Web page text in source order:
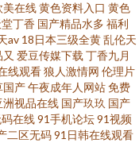
美在线黄色资料入口 黄色
丁香 国产精品水多 福利
av 18日本三级全黄乱伦天
爱豆传媒下载 丁香九月
线观看狼人激情网 伦理片
国产午夜成年人网站免费
洲视品在线 国产玖玖 国产
在线91手机论坛91视频
二区无码91日韩在线观看